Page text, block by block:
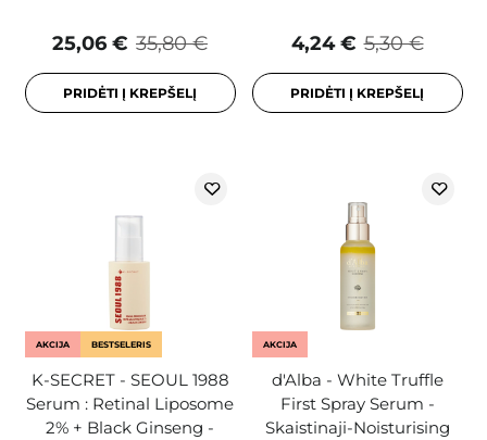
35,80 €
25,06 €
PRIDĖTI Į KREPŠELĮ
5,30 €
4,24 €
PRIDĖTI Į KREPŠELĮ
AKCIJA BESTSELERIS
K-SECRET - SEOUL 1988
Serum : Retinal Liposome
2% + Black Ginseng -
AKCIJA
d'Alba - White Truffle
First Spray Serum -
Skaistinaji-Noisturising